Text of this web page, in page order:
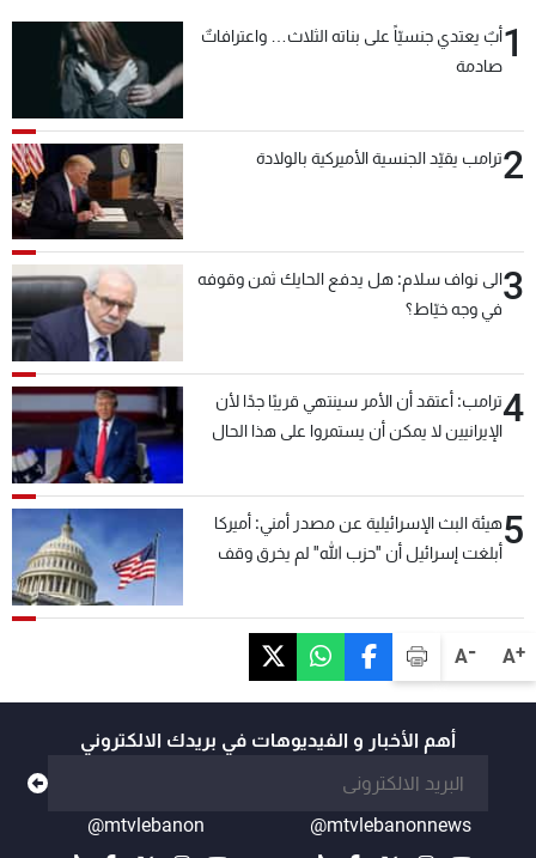
A+
A-
1أبٌ يعتدي جنسيّاً على بناته الثلاث… واعترافاتٌ
صادمة
2ترامب يقيّد الجنسية الأميركية بالولادة
3الى نواف سلام: هل يدفع الحايك ثمن وقوفه
في وجه خيّاط؟
4ترامب: أعتقد أن الأمر سينتهي قريبًا جدًا لأن
الإيرانيين لا يمكن أن يستمروا على هذا الحال
5هيئة البث الإسرائيلية عن مصدر أمني: أميركا
أبلغت إسرائيل أن "حزب الله" لم يخرق وقف
أهم الأخبار و الفيديوهات في بريدك الالكتروني
@mtvlebanonnews
@mtvlebanon